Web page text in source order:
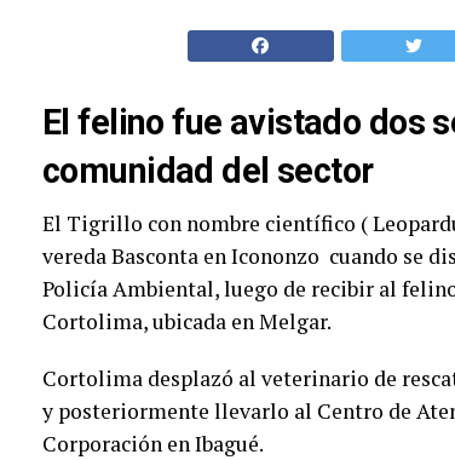
El felino fue avistado dos
comunidad del sector
El Tigrillo con nombre científico (
vereda Basconta en Icononzo cuando se
Policía Ambiental, luego de recibir al
Cortolima, ubicada en Melgar.
Cortolima desplazó al veterinario de
y posteriormente llevarlo al Centro de
Corporación en Ibagué.